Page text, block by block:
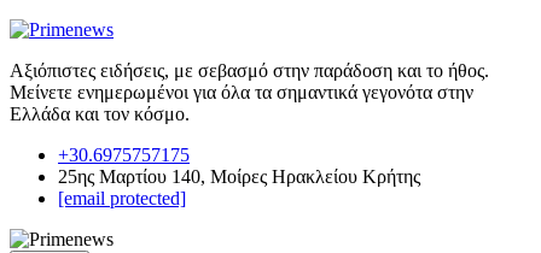
Αξιόπιστες ειδήσεις, με σεβασμό στην παράδοση και το ήθος.
Μείνετε ενημερωμένοι για όλα τα σημαντικά γεγονότα στην
Ελλάδα και τον κόσμο.
+30.6975757175
25ης Μαρτίου 140, Μοίρες Ηρακλείου Κρήτης
[email protected]